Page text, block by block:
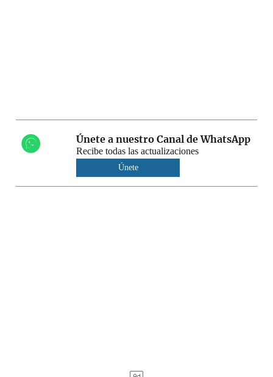
Únete a nuestro Canal de WhatsApp
Recibe todas las actualizaciones
Únete